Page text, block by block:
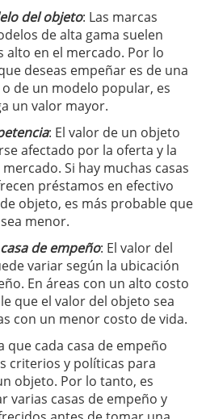
del objeto: Las marcas
de alta gama suelen
alto en el mercado. Por lo
deseas empeñar es de una
de un modelo popular, es
un valor mayor.
: El valor de un objeto
afectado por la oferta y la
Si hay muchas casas
préstamos en efectivo
objeto, es más probable que
menor.
de empeño: El valor del
variar según la ubicación
En áreas con un alto costo
que el valor del objeto sea
con un menor costo de vida.
que cada casa de empeño
criterios y políticas para
objeto. Por lo tanto, es
varias casas de empeño y